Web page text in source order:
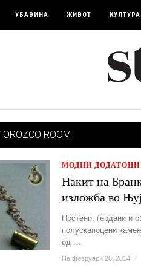
УБАВИНА ЖИВОТ КУЛТУРА
OROZCO ROOM
МОДНИ ДОДАТОЦИ
Накит на
изложба во
Прстени, ѓердани и
полускапоцени
од ...
На февруари 28, 2014 /